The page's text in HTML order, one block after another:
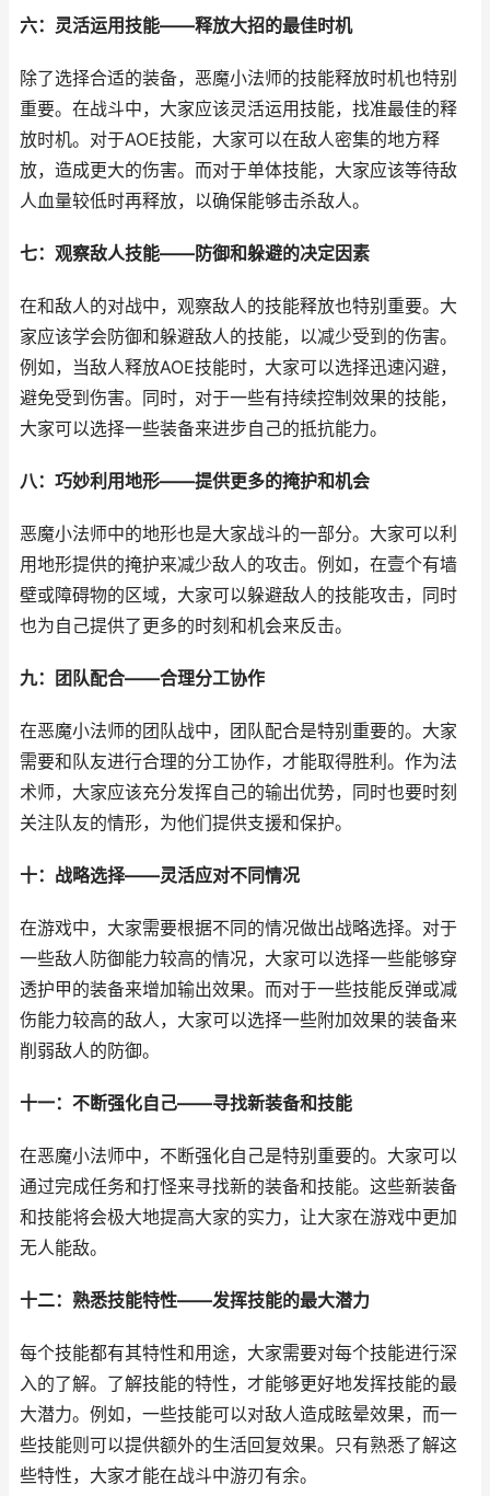
六：灵活运用技能——释放大招的最佳时机
除了选择合适的装备，恶魔小法师的技能释放时机也特别
重要。在战斗中，大家应该灵活运用技能，找准最佳的释
放时机。对于AOE技能，大家可以在敌人密集的地方释
放，造成更大的伤害。而对于单体技能，大家应该等待敌
人血量较低时再释放，以确保能够击杀敌人。
七：观察敌人技能——防御和躲避的决定因素
在和敌人的对战中，观察敌人的技能释放也特别重要。大
家应该学会防御和躲避敌人的技能，以减少受到的伤害。
例如，当敌人释放AOE技能时，大家可以选择迅速闪避，
避免受到伤害。同时，对于一些有持续控制效果的技能，
大家可以选择一些装备来进步自己的抵抗能力。
八：巧妙利用地形——提供更多的掩护和机会
恶魔小法师中的地形也是大家战斗的一部分。大家可以利
用地形提供的掩护来减少敌人的攻击。例如，在壹个有墙
壁或障碍物的区域，大家可以躲避敌人的技能攻击，同时
也为自己提供了更多的时刻和机会来反击。
九：团队配合——合理分工协作
在恶魔小法师的团队战中，团队配合是特别重要的。大家
需要和队友进行合理的分工协作，才能取得胜利。作为法
术师，大家应该充分发挥自己的输出优势，同时也要时刻
关注队友的情形，为他们提供支援和保护。
十：战略选择——灵活应对不同情况
在游戏中，大家需要根据不同的情况做出战略选择。对于
一些敌人防御能力较高的情况，大家可以选择一些能够穿
透护甲的装备来增加输出效果。而对于一些技能反弹或减
伤能力较高的敌人，大家可以选择一些附加效果的装备来
削弱敌人的防御。
十一：不断强化自己——寻找新装备和技能
在恶魔小法师中，不断强化自己是特别重要的。大家可以
通过完成任务和打怪来寻找新的装备和技能。这些新装备
和技能将会极大地提高大家的实力，让大家在游戏中更加
无人能敌。
十二：熟悉技能特性——发挥技能的最大潜力
每个技能都有其特性和用途，大家需要对每个技能进行深
入的了解。了解技能的特性，才能够更好地发挥技能的最
大潜力。例如，一些技能可以对敌人造成眩晕效果，而一
些技能则可以提供额外的生活回复效果。只有熟悉了解这
些特性，大家才能在战斗中游刃有余。